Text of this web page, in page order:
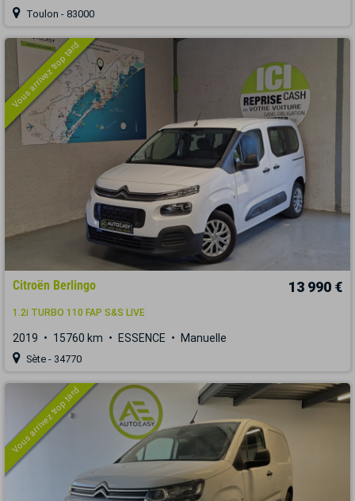
Toulon - 83000
Vous arrivez trop tard
Citroën Berlingo 13 990 €
1.2i TURBO 110 FAP S&S LIVE
2019 15760 km ESSENCE Manuelle
Sète - 34770
Vous arrivez trop tard